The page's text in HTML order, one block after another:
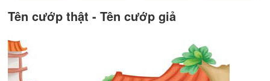
Tên cướp thật - Tên cướp giả